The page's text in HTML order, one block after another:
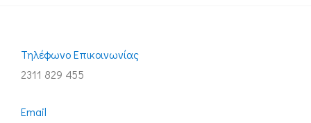
Τηλέφωνo Επικοινωνίας
2311 829 455
Email